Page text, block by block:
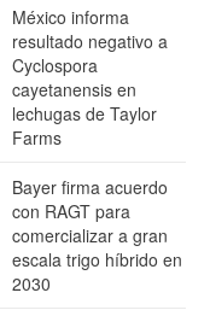
México informa
resultado negativo a
Cyclospora
cayetanensis en
lechugas de Taylor
Farms
Bayer firma acuerdo
con RAGT para
comercializar a gran
escala trigo híbrido en
2030